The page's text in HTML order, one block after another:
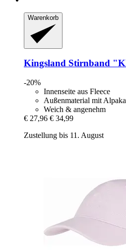
Warenkorb
Kingsland Stirnband
-20%
Innenseite aus Fleece
Außenmaterial mit
Weich & angenehm
€ 27,96 € 34,99
Zustellung bis 11. August